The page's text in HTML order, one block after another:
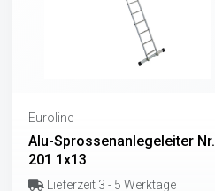
Euroline
Alu-Sprossenanlegeleiter Nr.
201 1x13
Lieferzeit 3 - 5 Werktage